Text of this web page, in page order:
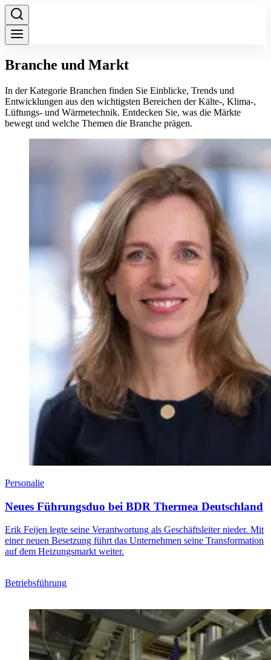
Branche und Markt
In der Kategorie Branchen finden Sie Einblicke, Trends und
Entwicklungen aus den wichtigsten Bereichen der Kälte-, Klima-,
Lüftungs- und Wärmetechnik. Entdecken Sie, was die Märkte
bewegt und welche Themen die Branche prägen.
Personalie
Neues Führungsduo bei BDR Thermea Deutschland
Erik Feijen legte seine Verantwortung als Geschäftsleiter nieder. Mit
einer neuen Besetzung führt das Unternehmen seine Transformation
auf dem Heizungsmarkt weiter.
Betriebsführung